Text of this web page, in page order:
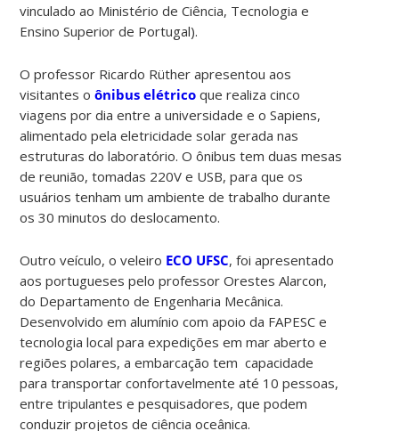
vinculado ao Ministério de Ciência, Tecnologia e
Ensino Superior de Portugal).
O professor Ricardo Rüther apresentou aos
visitantes oônibus elétrico que realiza cinco
viagens por dia entre a universidade e o Sapiens,
alimentado pela eletricidade solar gerada nas
estruturas do laboratório. O ônibus tem duas mesas
de reunião, tomadas 220V e USB, para que os
usuários tenham um ambiente de trabalho durante
os 30 minutos do deslocamento.
Outro veículo, o veleiro ECO UFSC, foi apresentado
aos portugueses pelo professor Orestes Alarcon,
do Departamento de Engenharia Mecânica.
Desenvolvido em alumínio com apoio da FAPESC e
tecnologia local para expedições em mar aberto e
regiões polares, a embarcação tem capacidade
para transportar confortavelmente até 10 pessoas,
entre tripulantes e pesquisadores, que podem
conduzir projetos de ciência oceânica.